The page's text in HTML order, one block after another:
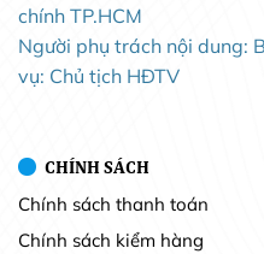
chính TP.HCM
Người phụ trách nội dung:
vụ: Chủ tịch HĐTV
CHÍNH SÁCH
Chính sách thanh toán
Chính sách kiểm hàng